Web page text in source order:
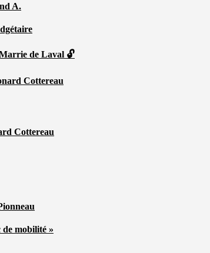
A.
de Laval 🔓
Cottereau
Cottereau
mobilité »